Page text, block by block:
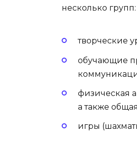
несколько групп:
творческие
обучающие
физическая
а также
игры